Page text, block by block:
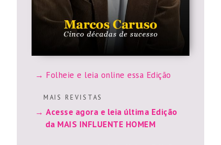
Folheie e leia online essa Edição
M A I S R E V I S T A S
Acesse agora e leia última Edição
da MAIS INFLUENTE HOMEM